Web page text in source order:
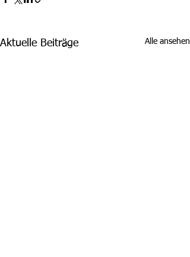
Aktuelle Beiträge Alle ansehen